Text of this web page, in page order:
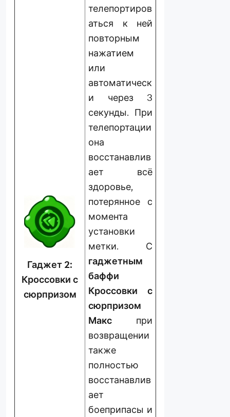
Гаджет 2:
Кроссовки с
сюрпризом
телепортиров
аться к ней
повторным
нажатием
или
автоматическ
и через 3
секунды. При
телепортации
она
восстанавлив
ает всё
здоровье,
потерянное с
момента
установки
метки. С
гаджетным
баффи
Кроссовки
с
сюрпризом
Макс при
возвращении
также
полностью
восстанавлив
ает
боеприпасы и